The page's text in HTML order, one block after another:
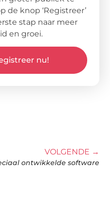
de knop ‘Registreer’
stap naar meer
en groei.
nu!
VOLGENDE →
ontwikkelde software